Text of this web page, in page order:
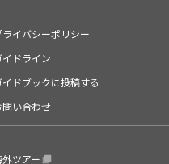
ライバシーポリシー
イドライン
イドブックに投稿する
問い合わせ
ツアー